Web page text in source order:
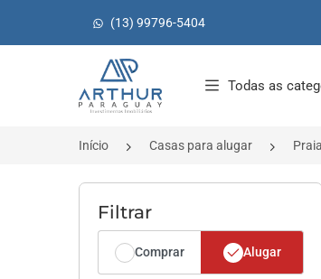
(13) 99796-5404
Página inicial
Todas as
Início Casas para alugar
Filtrar
Comprar Alugar